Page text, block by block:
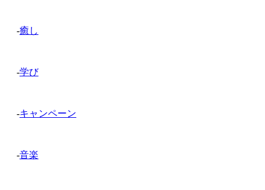
-癒し
-学び
-キャンペーン
-音楽